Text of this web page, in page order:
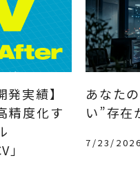
発実績】
精度化す
あなた
い”存在
7/23/